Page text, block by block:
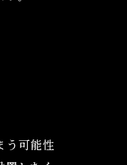
う可能性